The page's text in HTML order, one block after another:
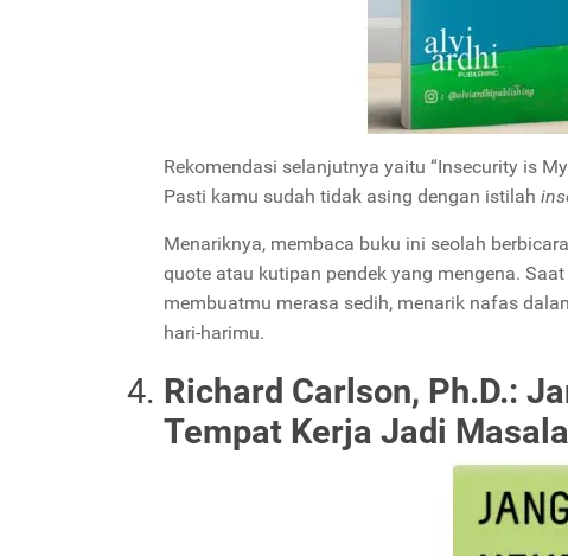
Rekomendasi selanjutnya yaitu “Insecurity is
Pasti kamu sudah tidak asing dengan istilah
Menariknya, membaca buku ini seolah
quote atau kutipan pendek yang mengena.
membuatmu merasa sedih, menarik nafas
hari-harimu.
Richard Carlson, Ph.D.:
Tempat Kerja Jadi